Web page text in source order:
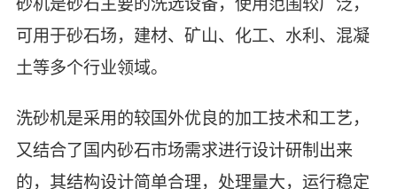
可用于砂石场，建材、矿山、化工、水利、混凝
土等多个行业领域。
洗砂机是采用的较国外优良的加工技术和工艺，
又结合了国内砂石市场需求进行设计研制出来
的，其结构设计简单合理，处理量大，运行稳定